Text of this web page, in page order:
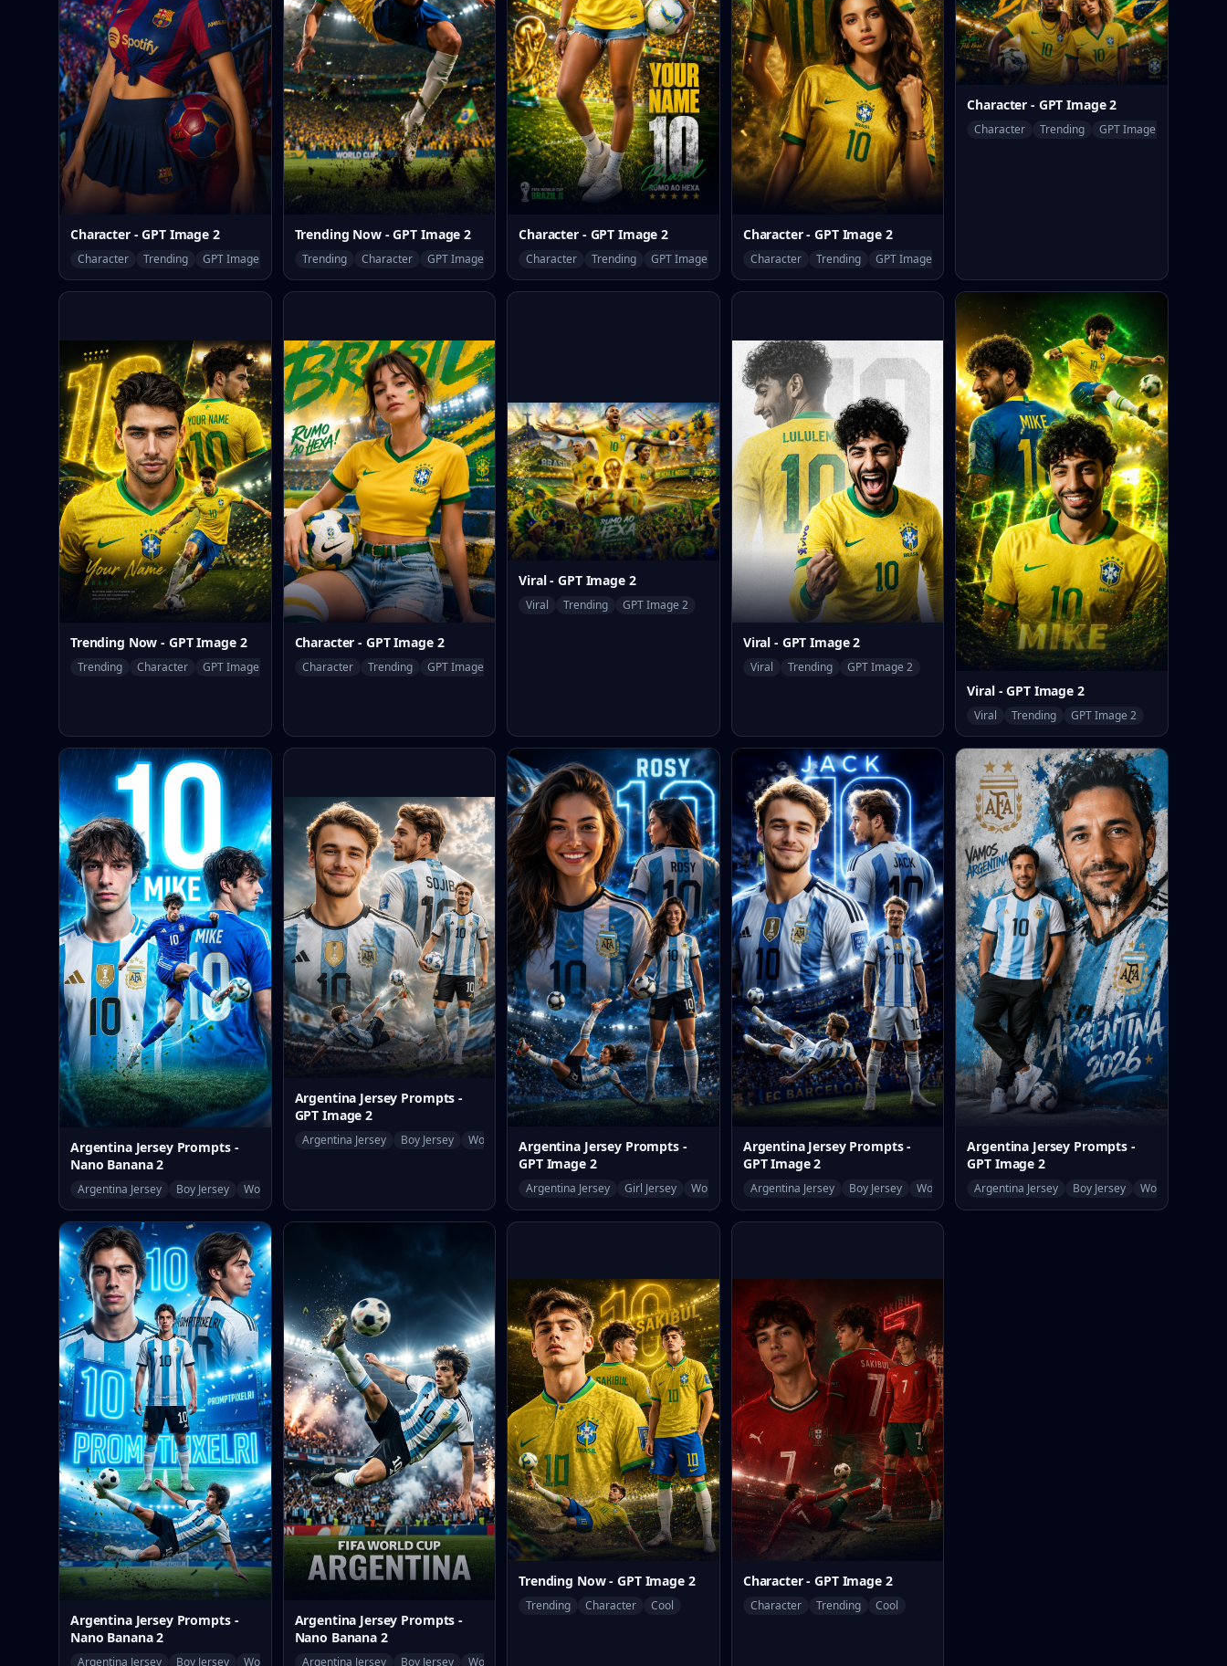
Character - GPT Image 2
Character Trending GPT Image 2
Trending Now - GPT Image 2
Trending Character GPT Image 2
Character - GPT Image 2
Character Trending GPT Image 2
Character - GPT Image 2
Character Trending GPT Image 2
Character - GPT Image 2
Character Trending GPT Image 2
Trending Now - GPT Image 2
Trending Character GPT Image 2
Character - GPT Image 2
Character Trending GPT Image 2
Viral - GPT Image 2
Viral Trending GPT Image 2
Viral - GPT Image 2
Viral Trending GPT Image 2
Viral - GPT Image 2
Viral Trending GPT Image 2
Argentina Jersey Prompts -
Nano Banana 2
Argentina Jersey Boy Jersey World Cup
Argentina Jersey Prompts -
GPT Image 2
Argentina Jersey Boy Jersey World CupArgentina Jersey Prompts -
GPT Image 2
Argentina Jersey Girl Jersey World Cup
Argentina Jersey Prompts -
GPT Image 2
Argentina Jersey Boy Jersey World Cup
Argentina Jersey Prompts -
GPT Image 2
Argentina Jersey Boy Jersey World Cup
Argentina Jersey Prompts -
Nano Banana 2
Argentina Jersey Boy Jersey World Cup
Argentina Jersey Prompts -
Nano Banana 2
Argentina Jersey Boy Jersey World Cup
Trending Now - GPT Image 2
Trending Character Cool
Character - GPT Image 2
Character Trending Cool